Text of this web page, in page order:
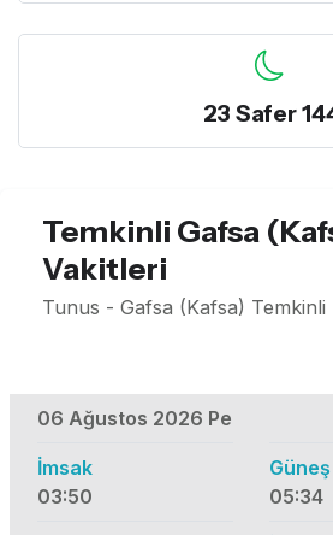
23 Safer
Temkinli Gafsa
Vakitleri
Tunus - Gafsa (Kafsa) Temkinli
06 Ağustos 2026 Pe
İmsak
03:50
Güneş
05:34